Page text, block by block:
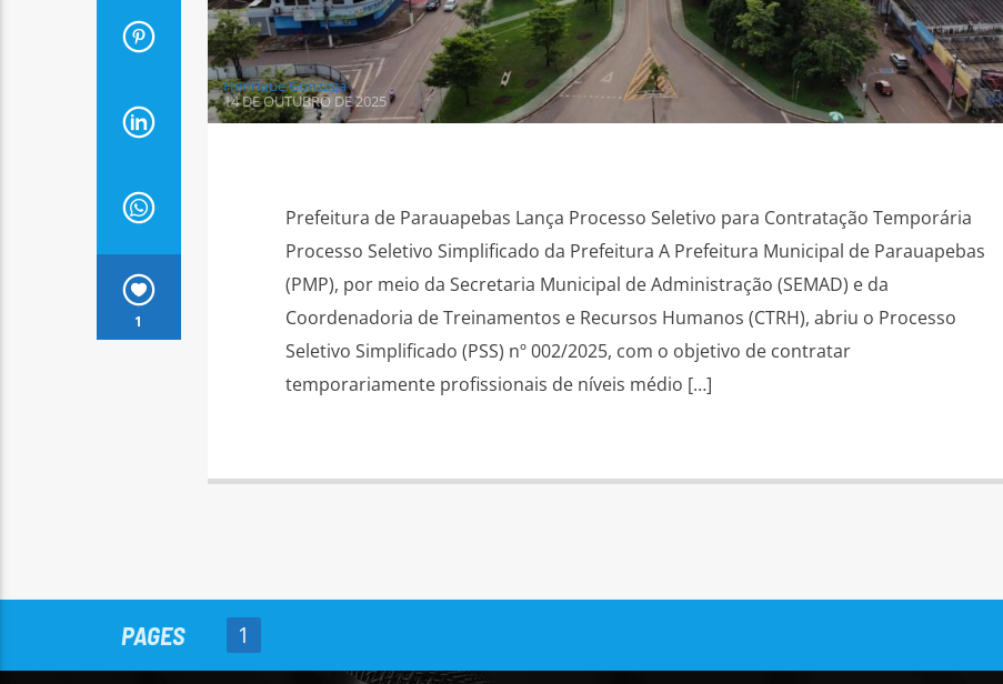
1
Henrique Gonzaga
14 DE OUTUBRO DE 2025
Prefeitura de Parauapebas Lança Processo Seletivo para Contratação Temporária
Processo Seletivo Simplificado da Prefeitura A Prefeitura Municipal de Parauapebas
(PMP), por meio da Secretaria Municipal de Administração (SEMAD) e da
Coordenadoria de Treinamentos e Recursos Humanos (CTRH), abriu o Processo
Seletivo Simplificado (PSS) nº 002/2025, com o objetivo de contratar
temporariamente profissionais de níveis médio […]
PAGES 1